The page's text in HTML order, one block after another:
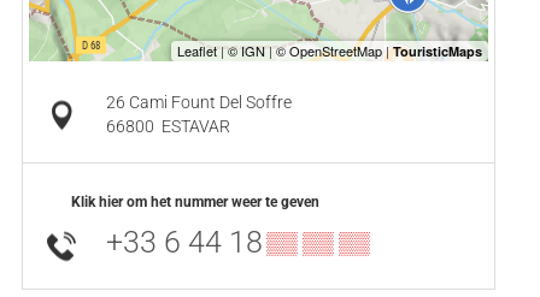
26 Cami Fount Del Soffre
66800 ESTAVAR
Klik hier om het nummer weer te geven
+33 6 44 18▒▒ ▒▒ ▒▒